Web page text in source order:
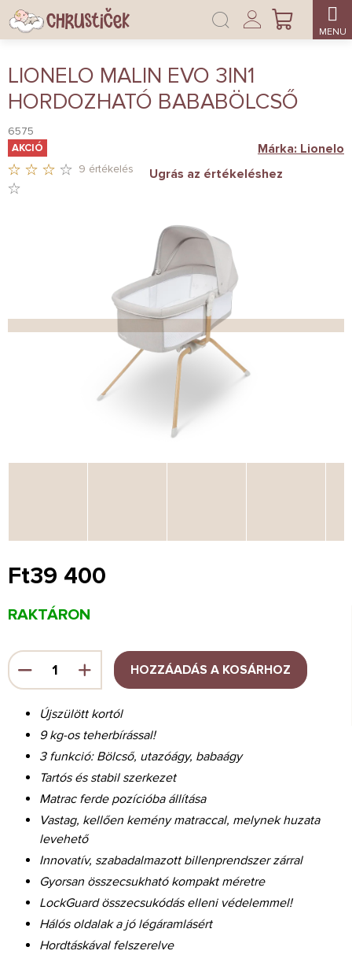
Ugrás
fő
KOSÁR
Bejelentkezés
LIONELO MALIN EVO 3IN1
HORDOZHATÓ BABABÖLCSŐ
6575
AKCIÓ
CSILLAG.
9 értékelés Ugrás az értékeléshez
Márka: Lionelo
Ft39 400
Egységár:
RAKTÁRON
HOZZÁADÁS A KOSÁRHOZ
Újszülött kortól
9 kg-os teherbírással!
3 funkció: Bölcső, utazóágy, babaágy
Tartós és stabil szerkezet
Matrac ferde pozícióba állítása
Vastag, kellően kemény matraccal, melynek huzata
levehető
Innovatív, szabadalmazott billenprendszer zárral
Gyorsan összecsukható kompakt méretre
LockGuard összecsukódás elleni védelemmel!
Hálós oldalak a jó légáramlásért
Hordtáskával felszerelve